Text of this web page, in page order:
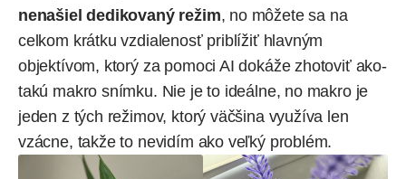
nenašiel dedikovaný režim, no môžete sa na
celkom krátku vzdialenosť priblížiť hlavným
objektívom, ktorý za pomoci AI dokáže zhotoviť ako-
takú makro snímku. Nie je to ideálne, no makro je
jeden z tých režimov, ktorý väčšina využíva len
vzácne, takže to nevidím ako veľký problém.